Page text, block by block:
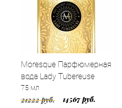
Moresque Парфюмерная
вода Lady Tubereuse
75 мл
21222 руб. 14567 руб.